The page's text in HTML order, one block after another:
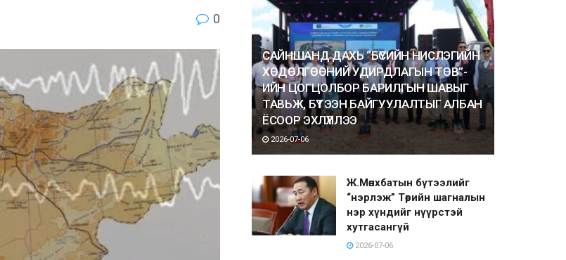
0
САЙНШАНД ДАХЬ “БҮСИЙН НИСЛЭГИЙН
ХӨДӨЛГӨӨНИЙ УДИРДЛАГЫН ТӨВ”-
ИЙН ЦОГЦОЛБОР БАРИЛГЫН ШАВЫГ
ТАВЬЖ, БҮТЭЭН БАЙГУУЛАЛТЫГ АЛБАН
ЁСООР ЭХЛҮҮЛЛЭЭ
2026-07-06
Ж.Мөнхбатын бүтээлийг
“нэрлэж” Төрийн шагналын
нэр хүндийг нүүрстэй
хутгасангүй
2026-07-06